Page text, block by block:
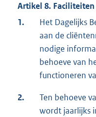
Artikel 8. Faciliteiten
1.
Het Dagelijks
aan de
nodige
behoeve van
functioneren
2.
Ten behoeve
wordt jaarlijks